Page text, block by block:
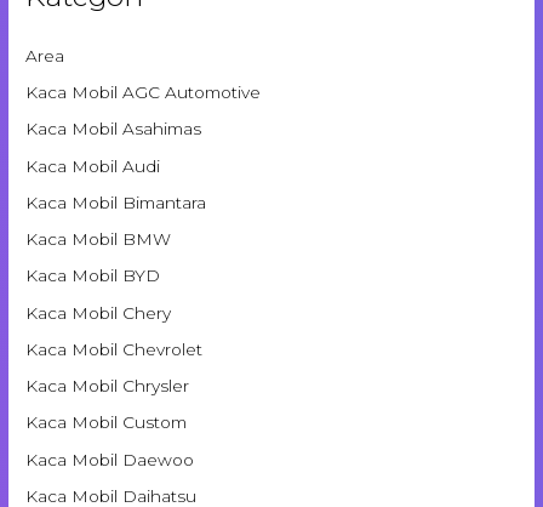
Area
Kaca Mobil AGC Automotive
Kaca Mobil Asahimas
Kaca Mobil Audi
Kaca Mobil Bimantara
Kaca Mobil BMW
Kaca Mobil BYD
Kaca Mobil Chery
Kaca Mobil Chevrolet
Kaca Mobil Chrysler
Kaca Mobil Custom
Kaca Mobil Daewoo
Kaca Mobil Daihatsu